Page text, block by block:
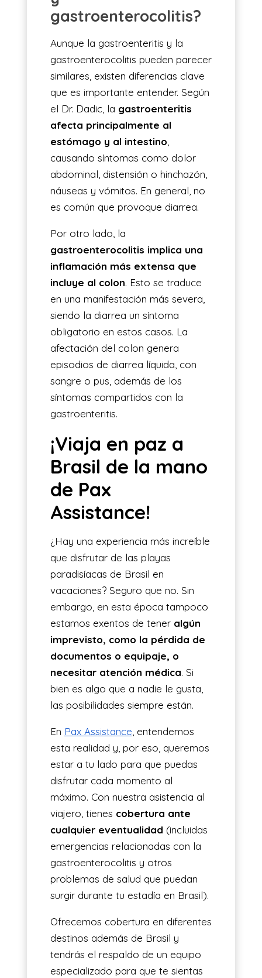
gastroenterocolitis?
Aunque la gastroenteritis y la
gastroenterocolitis pueden parecer
similares, existen diferencias clave
que es importante entender. Según
el Dr. Dadic, la gastroenteritis
afecta principalmente al
estómago y al intestino,
causando síntomas como dolor
abdominal, distensión o hinchazón,
náuseas y vómitos. En general, no
es común que provoque diarrea.
Por otro lado, la
gastroenterocolitis implica una
inflamación más extensa que
incluye al colon. Esto se traduce
en una manifestación más severa,
siendo la diarrea un síntoma
obligatorio en estos casos. La
afectación del colon genera
episodios de diarrea líquida, con
sangre o pus, además de los
síntomas compartidos con la
gastroenteritis.
¡Viaja en paz a
Brasil de la mano
de Pax
Assistance!
¿Hay una experiencia más increíble
que disfrutar de las playas
paradisíacas de Brasil en
vacaciones? Seguro que no. Sin
embargo, en esta época tampoco
estamos exentos de tener algún
imprevisto, como la pérdida de
documentos o equipaje, o
necesitar atención médica. Si
bien es algo que a nadie le gusta,
las posibilidades siempre están.
En Pax Assistance, entendemos
esta realidad y, por eso, queremos
estar a tu lado para que puedas
disfrutar cada momento al
máximo. Con nuestra asistencia al
viajero, tienes cobertura ante
cualquier eventualidad (incluidas
emergencias relacionadas con la
gastroenterocolitis y otros
problemas de salud que puedan
surgir durante tu estadía en Brasil).
Ofrecemos cobertura en diferentes
destinos además de Brasil y
tendrás el respaldo de un equipo
especializado para que te sientas